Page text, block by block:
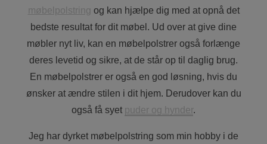
møbelpolstring og kan hjælpe dig med at opnå det
bedste resultat for dit møbel. Ud over at give dine
møbler nyt liv, kan en møbelpolstrer også forlænge
deres levetid og sikre, at de står op til daglig brug.
En møbelpolstrer er også en god løsning, hvis du
ønsker at ændre stilen i dit hjem. Derudover kan du
også få syet puder og hynder.
Jeg har dyrket møbelpolstring som min hobby i de